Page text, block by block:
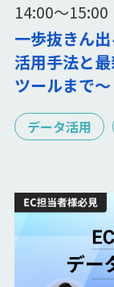
14:00〜15:00
一歩抜きん
活用手法と
ツールまで～
データ活用